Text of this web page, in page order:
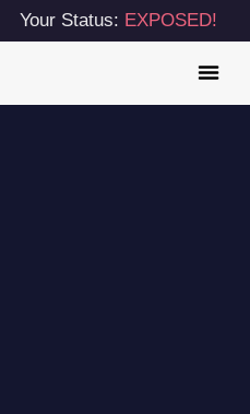
Your Status: EXPOSED!